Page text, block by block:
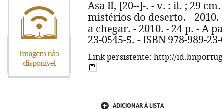
Asa II, [20--]-. - v. : il. ; 29
mistérios do deserto. - 2010.
a chegar. - 2010. - 24 p. - A
23-0545-5. - ISBN 978-989-
Link persistente: http://
ADICIONAR À LISTA